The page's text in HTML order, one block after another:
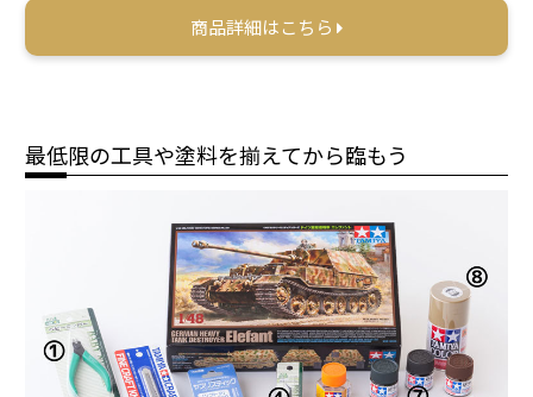
商品詳細はこちら
最低限の工具や塗料を揃えてから臨もう